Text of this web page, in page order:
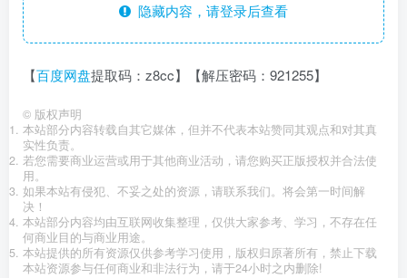
隐藏内容，请登录后查看
【百度网盘提取码：z8cc】【解压密码：921255】
© 版权声明
本站部分内容转载自其它媒体，但并不代表本站赞同其观点和对其真
实性负责。
若您需要商业运营或用于其他商业活动，请您购买正版授权并合法使
用。
如果本站有侵犯、不妥之处的资源，请联系我们。将会第一时间解
决！
本站部分内容均由互联网收集整理，仅供大家参考、学习，不存在任
何商业目的与商业用途。
本站提供的所有资源仅供参考学习使用，版权归原著所有，禁止下载
本站资源参与任何商业和非法行为，请于24小时之内删除!